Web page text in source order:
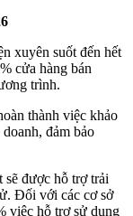
xuyên suốt đến hết
cửa hàng bán
trình.
thành việc khảo
đảm bảo
sẽ được hỗ trợ trải
Đối với các cơ sở
việc hỗ trợ sử dụng